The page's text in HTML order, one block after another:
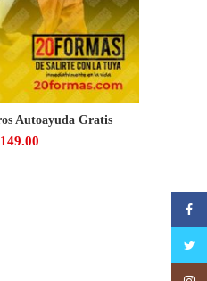
Autoayuda Gratis
149.00